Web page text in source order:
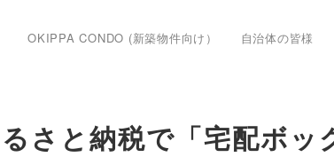
OKIPPA CONDO (新築物件向け） 自治体の皆様
さと納税で「宅配ボ